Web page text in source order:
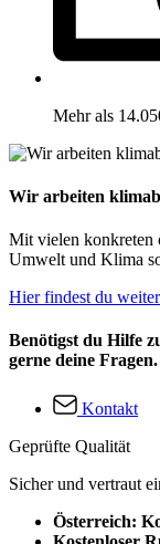
Mehr als
Wir arbeiten
Mit vielen konkreten
Umwelt und Klima
Hier findest du
Benötigst du Hilfe
gerne deine Fragen.
Kontakt
Geprüfte Qualität
Sicher und vertraut
Österreich: